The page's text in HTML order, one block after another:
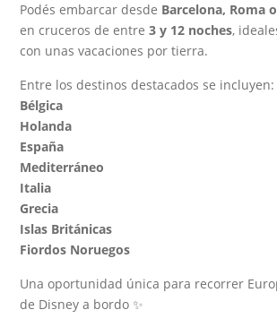
Podés embarcar desde Barcelona, Roma
en cruceros de entre3 y 12 noches,
con unas vacaciones por tierra.
Entre los destinos destacados se incluyen:
Bélgica
Holanda
España
Mediterráneo
Italia
Grecia
Islas Británicas
Fiordos Noruegos
Una oportunidad única para recorrer
de Disney a bordo ✨